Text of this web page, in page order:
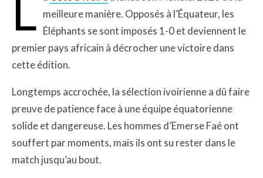
meilleure manière. Opposés à l’Équateur, les
Éléphants se sont imposés 1-0 et deviennent le
premier pays africain à décrocher une victoire dans
cette édition.
Longtemps accrochée, la sélection ivoirienne a dû faire
preuve de patience face à une équipe équatorienne
solide et dangereuse. Les hommes d’Emerse Faé ont
souffert par moments, mais ils ont su rester dans le
match jusqu’au bout.